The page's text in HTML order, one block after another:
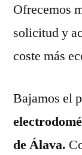
Ofrecemos
solicitud y
coste más
Bajamos el
de Álava.